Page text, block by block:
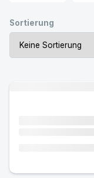
Sortierung